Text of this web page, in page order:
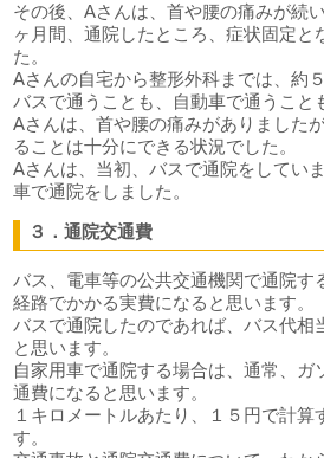
その後、Aさんは、首や腰の痛みが続
ヶ月間、通院したところ、症状固定と
た。
Aさんの自宅から整形外科までは、約
バスで通うことも、自動車で通うこと
Aさんは、首や腰の痛みがありました
ることは十分にできる状況でした。
Aさんは、当初、バスで通院をしてい
車で通院をしました。
３．通院交通費
バス、電車等の公共交通機関で通院す
経路でかかる実費になると思います。
バスで通院したのであれば、バス代相
と思います。
自家用車で通院する場合は、通常、ガ
通費になると思います。
１キロメートルあたり、１５円で計算
す。